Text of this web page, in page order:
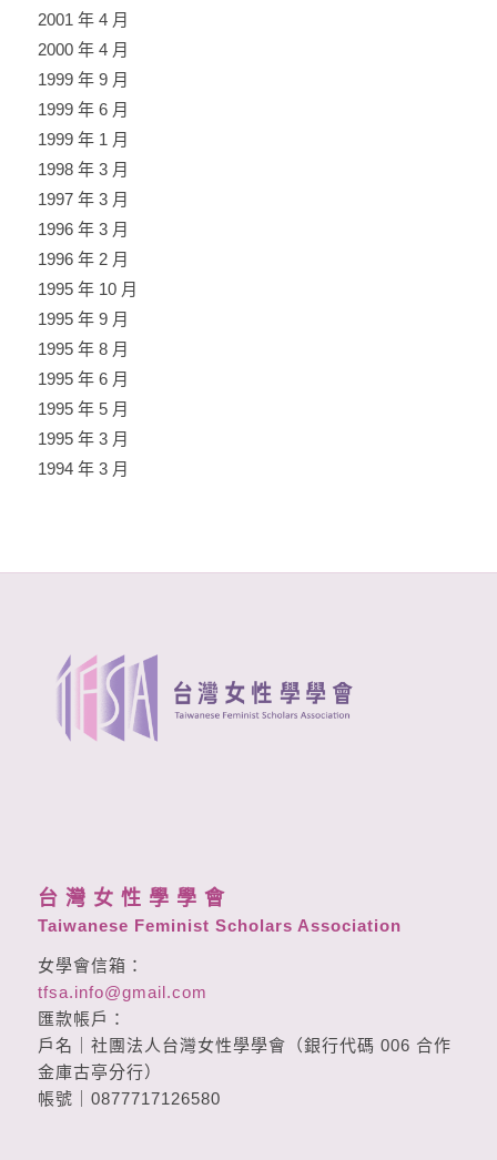
2001 年 4 月
2000 年 4 月
1999 年 9 月
1999 年 6 月
1999 年 1 月
1998 年 3 月
1997 年 3 月
1996 年 3 月
1996 年 2 月
1995 年 10 月
1995 年 9 月
1995 年 8 月
1995 年 6 月
1995 年 5 月
1995 年 3 月
1994 年 3 月
台 灣 女 性 學 學 會
Taiwanese Feminist Scholars Association
女學會信箱：
tfsa.info@gmail.com
匯款帳戶：
戶名｜社團法人台灣女性學學會（銀行代碼 006 合作
金庫古亭分行）
帳號｜0877717126580